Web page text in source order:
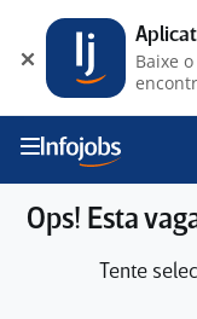
Ops! Esta
Tente
Baixe